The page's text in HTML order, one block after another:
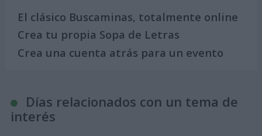
El clásico Buscaminas, totalmente online
Crea tu propia Sopa de Letras
Crea una cuenta atrás para un evento
Días relacionados con un tema de
interés